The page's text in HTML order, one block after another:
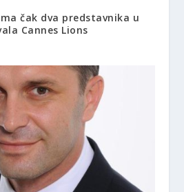
čak dva predstavnika u
Cannes Lions